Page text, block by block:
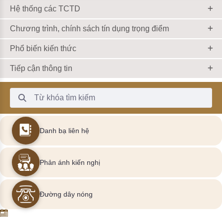
Hệ thống các TCTD
Chương trình, chính sách tín dụng trọng điểm
Phổ biến kiến thức
Tiếp cận thông tin
Thanh Tìm kiếm
Danh bạ liên hệ
Phản ánh kiến nghị
Đường dây nóng